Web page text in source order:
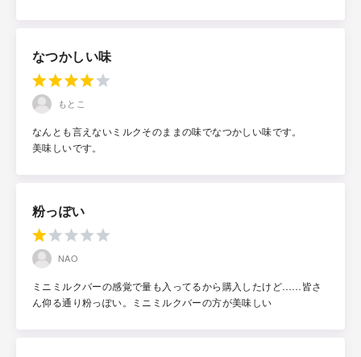
なつかしい味
もとこ
なんとも言えないミルクそのままの味でなつかしい味です。
美味しいです。
粉っぽい
NAO
ミニミルクバーの感覚で量も入ってるから購入したけど……皆さ
ん仰る通り粉っぽい。ミニミルクバーの方が美味しい